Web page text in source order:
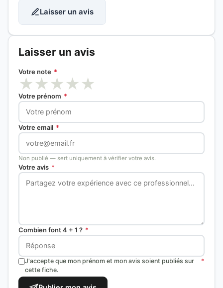
Laisser un avis
Laisser un avis
Votre note *
★★★★★
Votre prénom *
Votre email *
Non publié — sert uniquement à vérifier votre avis.
Votre avis *
Combien font 4 + 1 ? *
J'accepte que mon prénom et mon avis soient publiés sur
cette fiche.
*